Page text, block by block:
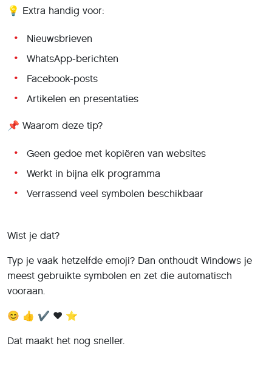
💡 Extra handig voor:
Nieuwsbrieven
WhatsApp-berichten
Facebook-posts
Artikelen en presentaties
📌 Waarom deze tip?
Geen gedoe met kopiëren van websites
Werkt in bijna elk programma
Verrassend veel symbolen beschikbaar
Wist je dat?
Typ je vaak hetzelfde emoji? Dan onthoudt Windows je
meest gebruikte symbolen en zet die automatisch
vooraan.
😊 👍 ✔️ ❤️ ⭐
Dat maakt het nog sneller.